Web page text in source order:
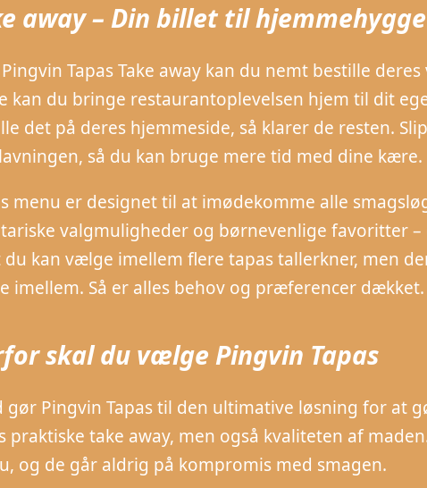
away – Din billet til hjemmehygge
Tapas Take away kan du nemt bestille
kan du bringe restaurantoplevelsen hjem til dit
det på deres hjemmeside, så klarer de resten.
så du kan bruge mere tid med dine kære.
menu er designet til at imødekomme alle
valgmuligheder og børnevenlige favoritter
du kan vælge imellem flere tapas tallerkner, men
imellem. Så er alles behov og præferencer dækket.
skal du vælge Pingvin Tapas
gør Pingvin Tapas til den ultimative løsning for at
praktiske take away, men også kvaliteten af
og de går aldrig på kompromis med smagen.